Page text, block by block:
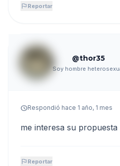
flag Reportar
@thor35
Soy hombre
scheduleRespondió hace 1 año, 1 mes
me interesa su propuesta
flag Reportar